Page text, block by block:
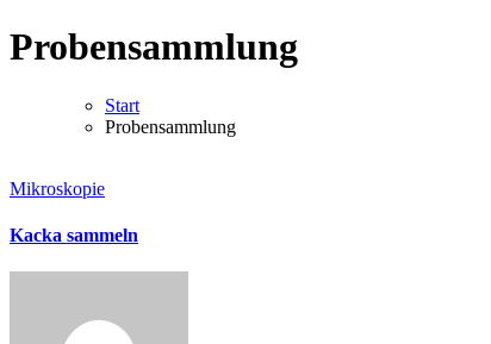
Probensammlung
Start
Probensammlung
Mikroskopie
Kacka sammeln